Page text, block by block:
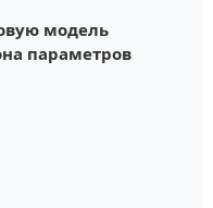
модель
параметров